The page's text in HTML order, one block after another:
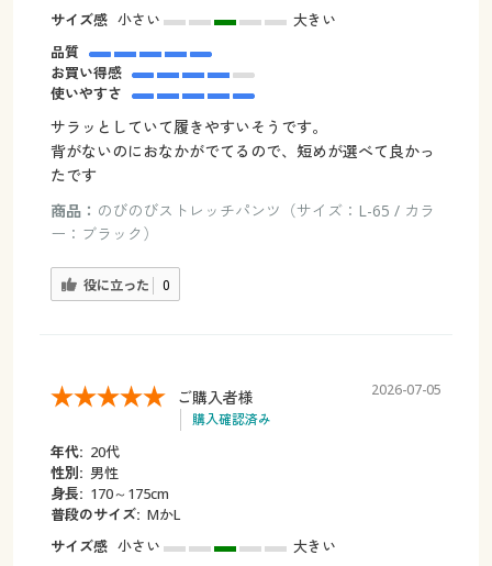
サイズ感 小さい
大きい
品質
お買い得感
使いやすさ
サラッとしていて履きやすいそうです。
背がないのにおなかがでてるので、短めが選べて良かっ
たです
商品： のびのびストレッチパンツ（サイズ：L-65 / カラ
ー：ブラック）
役に立った 0
ご購入者様
購入確認済み
2026-07-05
年代: 20代
性別: 男性
身長: 170～175cm
普段のサイズ: MかL
サイズ感 小さい
大きい